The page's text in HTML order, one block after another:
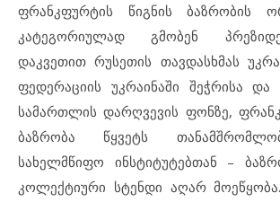
ფრანკფურტის წიგნის ბაზრობის
კატეგორიულად გმობენ
დაკვეთით რუსეთის თავდასხმას
ფედერაციის უკრაინაში შეჭრისა და
სამართლის დარღვევის ფონზე,
ბაზრობა წყვეტს
სახელმწიფო ინსტიტუტებთან –
კოლექტიური სტენდი აღარ